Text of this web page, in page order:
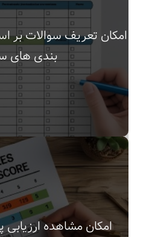
امکان تعریف سوالات
بندی های
امکان مشاهده